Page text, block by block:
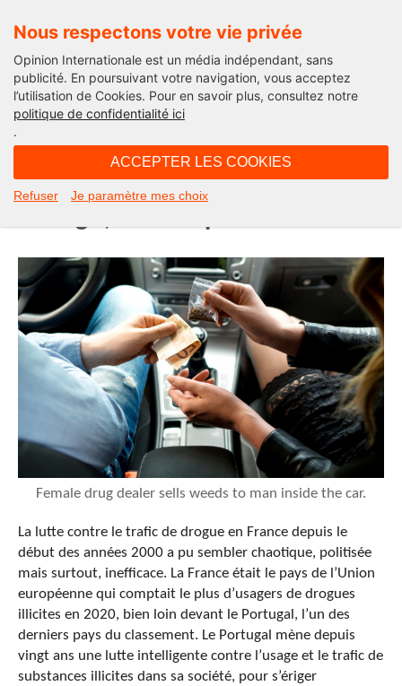
Nous respectons votre vie privée
Opinion Internationale est un média indépendant, sans
publicité. En poursuivant votre navigation, vous acceptez
l’utilisation de Cookies. Pour en savoir plus, consultez notre
politique de confidentialité ici
.
ACCEPTER LES COOKIES
Refuser Je paramètre mes choix
Solutions pour la France
Trafic de stupéfiant : le cas du
Female drug dealer sells weeds to man inside the car.
La lutte contre le trafic de drogue en France depuis le
début des années 2000 a pu sembler chaotique, politisée
mais surtout, inefficace. La France était le pays de l’Union
européenne qui comptait le plus d’usagers de drogues
illicites en 2020, bien loin devant le Portugal, l’un des
derniers pays du classement. Le Portugal mène depuis
vingt ans une lutte intelligente contre l’usage et le trafic de
substances illicites dans sa société, pour s’ériger